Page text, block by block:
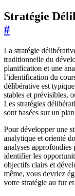
Stratégie
#
La stratégie
traditionnelle du
planification et une
l’identification du
délibérative est
stables et prévisibles,
Les stratégies
sont basées sur un
Pour développer une
analytique et orienté
analyses approfondies
identifier les
objectifs clairs et
même, vous devriez
votre stratégie au fur